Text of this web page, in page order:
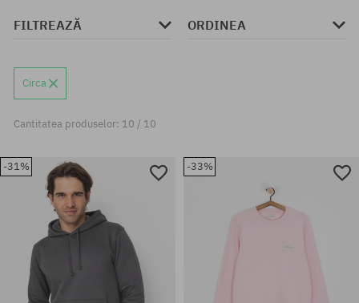
FILTREAZĂ ORDINEA
Circa
Cantitatea produselor: 10 / 10
-31% -33%